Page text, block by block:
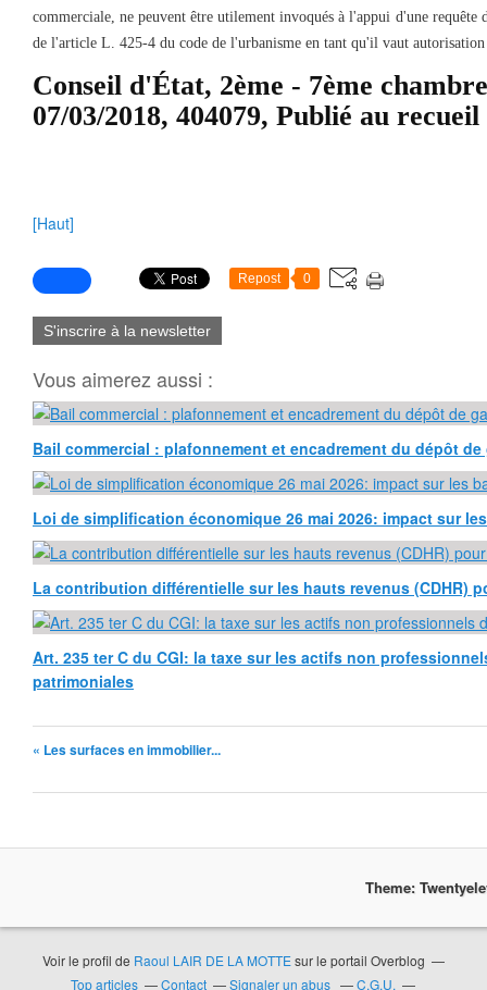
commerciale, ne peuvent être utilement invoqués à l'appui d'une requête
de l'article L. 425-4 du code de l'urbanisme en tant qu'il vaut
Conseil d'État, 2ème - 7ème
07/03/2018, 404079, Publié au
[Haut]
Repost 0
S'inscrire à la newsletter
Vous aimerez aussi :
Bail commercial : plafonnement et encadrement du dépôt de
Loi de simplification économique 26 mai 2026: impact sur
La contribution différentielle sur les hauts revenus (CDHR)
Art. 235 ter C du CGI: la taxe sur les actifs non
patrimoniales
« Les surfaces en immobilier...
Theme:
Voir le profil de Raoul LAIR DE LA MOTTEsur le portail Overblog
Top articles
Contact Signaler un abus C.G.U.